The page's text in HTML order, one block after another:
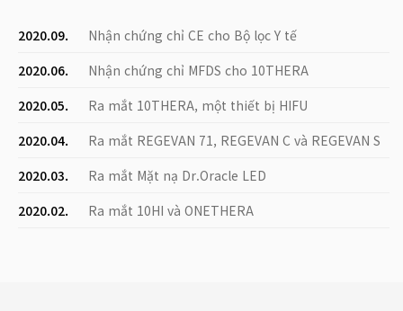
2020.09.
Nhận chứng chỉ CE cho Bộ lọc Y tế
2020.06.
Nhận chứng chỉ MFDS cho 10THERA
2020.05.
Ra mắt 10THERA, một thiết bị HIFU
2020.04.
Ra mắt REGEVAN 71, REGEVAN C và REGEVAN S
2020.03.
Ra mắt Mặt nạ Dr.Oracle LED
2020.02.
Ra mắt 10HI và ONETHERA